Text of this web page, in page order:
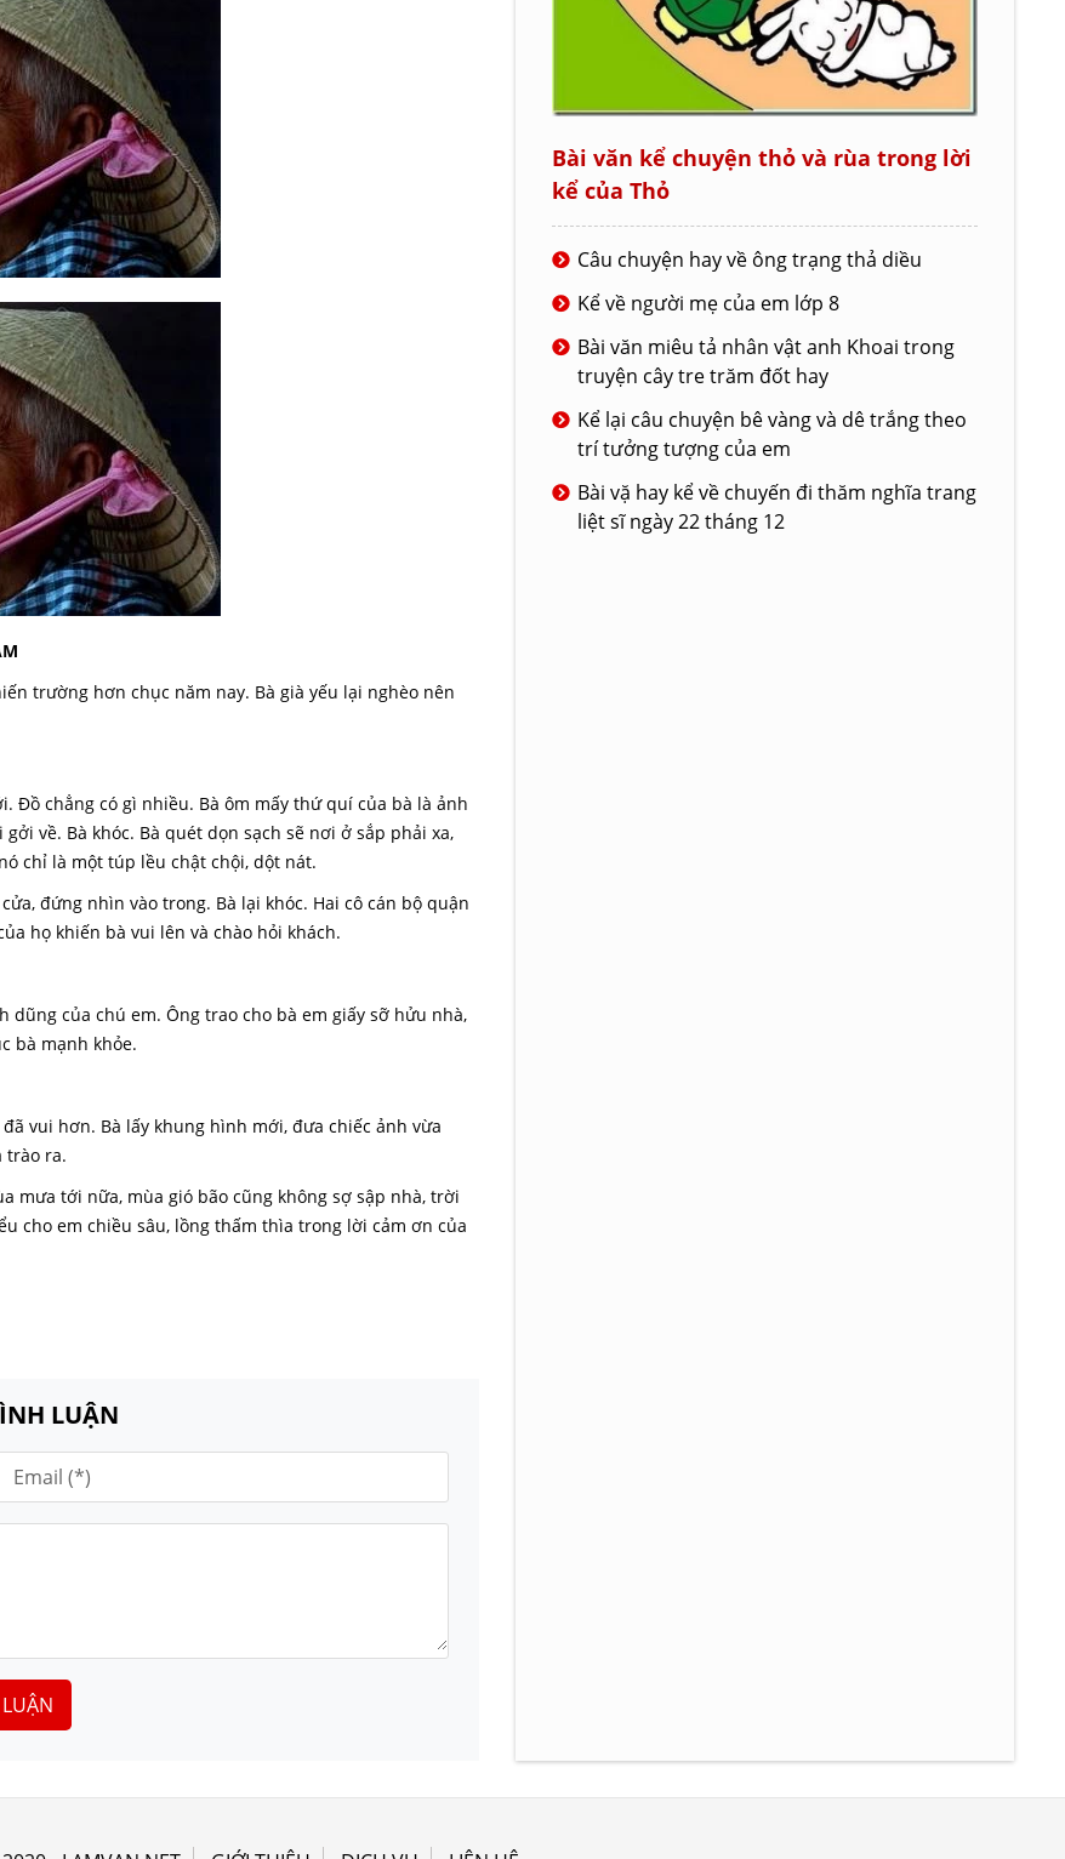
trường hơn chục năm nay. Bà già yếu lại nghèo nên
Đồ chẳng có gì nhiều. Bà ôm mấy thứ quí của bà là ảnh
về. Bà khóc. Bà quét dọn sạch sẽ nơi ở sắp phải xa,
chỉ là một túp lều chật chội, dột nát.
đứng nhìn vào trong. Bà lại khóc. Hai cô cán bộ quận
họ khiến bà vui lên và chào hỏi khách.
dũng của chú em. Ông trao cho bà em giấy sỡ hửu nhà,
bà mạnh khỏe.
vui hơn. Bà lấy khung hình mới, đưa chiếc ảnh vừa
trào ra.
mưa tới nữa, mùa gió bão cũng không sợ sập nhà, trời
cho em chiều sâu, lồng thấm thìa trong lời cảm ơn của
LUẬN
Bài văn kể chuyện thỏ và rùa trong lời
kể của Thỏ
Câu chuyện hay về ông trạng thả diều
Kể về người mẹ của em lớp 8
Bài văn miêu tả nhân vật anh Khoai trong
truyện cây tre trăm đốt hay
Kể lại câu chuyện bê vàng và dê trắng theo
trí tưởng tượng của em
Bài vặ hay kể về chuyến đi thăm nghĩa trang
liệt sĩ ngày 22 tháng 12